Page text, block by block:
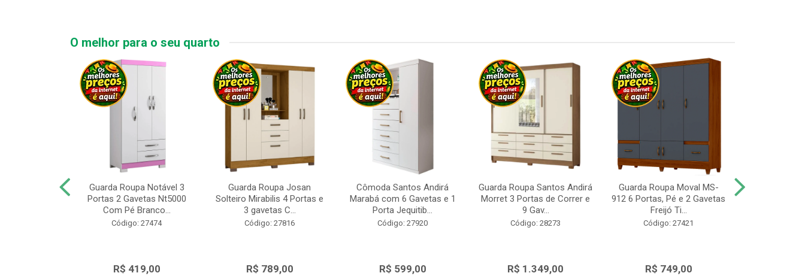
O melhor para o seu quarto
Guarda Roupa Notável 3
Portas 2 Gavetas Nt5000
Com Pé Branco...
Código: 27474
R$ 419,00
Guarda Roupa Josan
Solteiro Mirabilis 4 Portas e
3 gavetas C...
Código: 27816
R$ 789,00
Cômoda Santos Andirá
Marabá com 6 Gavetas e 1
Porta Jequitib...
Código: 27920
R$ 599,00
Guarda Roupa Santos Andirá
Morret 3 Portas de Correr e
9 Gav...
Código: 28273
R$ 1.349,00
Guarda Roupa Moval MS-
912 6 Portas, Pé e 2 Gavetas
Freijó Ti...
Código: 27421
R$ 749,00